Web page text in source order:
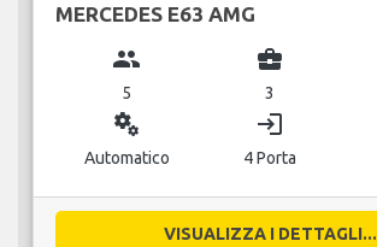
MERCEDES E63 AMG
group
5
business_center
3
miscellaneous_services
Automatico
login
4 Porta
VISUALIZZA I DETTAGLI...